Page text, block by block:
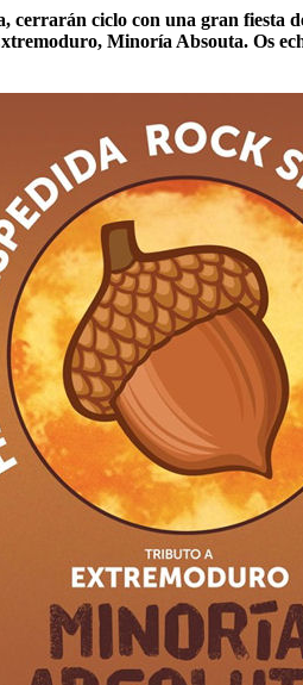
cerrarán ciclo con una gran fiesta
Minoría Absouta. Os